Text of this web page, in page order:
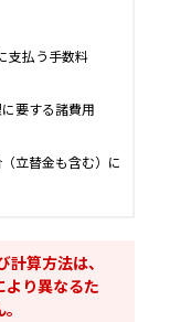
支払う手数料
要する諸費用
立替金も含む）に
算方法は、
より異なるた